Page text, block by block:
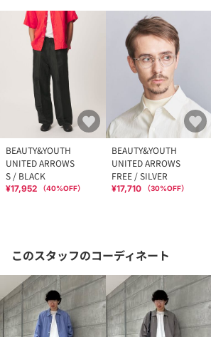
BEAUTY&YOUTH
UNITED ARROWS
S / BLACK
¥17,952 （40%OFF）
BEAUTY&YOUTH
UNITED ARROWS
FREE / SILVER
¥17,710 （30%OFF）
このスタッフのコーディネート